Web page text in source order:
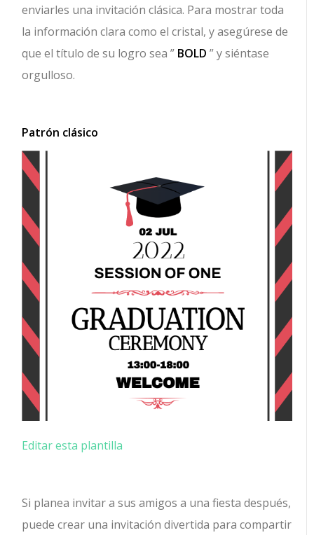
enviarles una invitación clásica. Para mostrar toda
la información clara como el cristal, y asegúrese de
que el título de su logro sea ” BOLD ” y siéntase
orgulloso.
Patrón clásico
Editar esta plantilla
Si planea invitar a sus amigos a una fiesta después,
puede crear una invitación divertida para compartir